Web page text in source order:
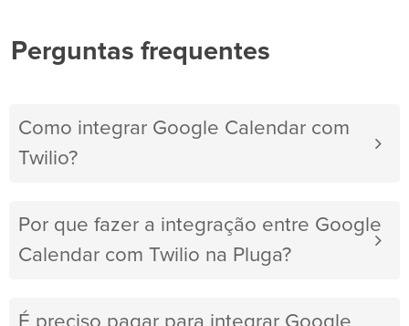
Perguntas frequentes
Como integrar Google Calendar com
Twilio?
Por que fazer a integração entre Google
Calendar com Twilio na Pluga?